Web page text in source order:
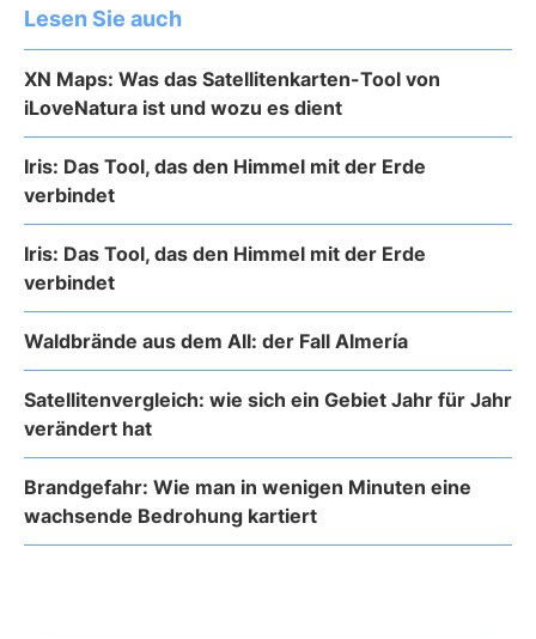
Lesen Sie auch
XN Maps: Was das Satellitenkarten-Tool von
iLoveNatura ist und wozu es dient
Iris: Das Tool, das den Himmel mit der Erde
verbindet
Iris: Das Tool, das den Himmel mit der Erde
verbindet
Waldbrände aus dem All: der Fall Almería
Satellitenvergleich: wie sich ein Gebiet Jahr für Jahr
verändert hat
Brandgefahr: Wie man in wenigen Minuten eine
wachsende Bedrohung kartiert